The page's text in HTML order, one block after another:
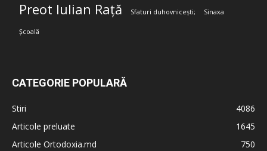
Preot Iulian Rață Sfaturi duhovnicești; Sinaxa
Școală
CATEGORIE POPULARĂ
Stiri
4086
Articole preluate
1645
Articole Ortodoxia.md
750